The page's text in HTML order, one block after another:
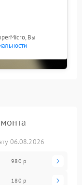
Вы
06.08.2026
980 р
180 р